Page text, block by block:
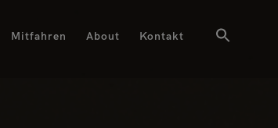
Mitfahren About Kontakt